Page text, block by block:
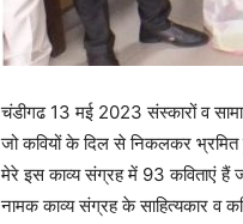
चंडीगढ 13 मई 2023 संस्कारों व
जो कवियों के दिल से निकलकर भ्रमित
मेरे इस काव्य संग्रह में 93 कविताएं हैं
नामक काव्य संग्रह के साहित्यकार व